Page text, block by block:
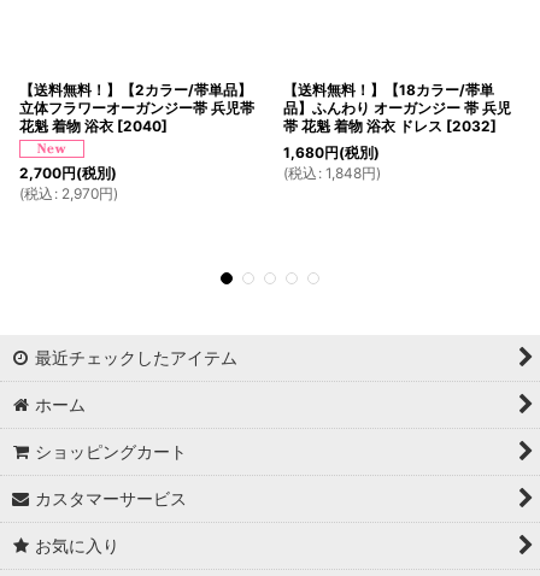
【送料無料！】【2カラー/帯単品】
立体フラワーオーガンジー帯 兵児帯
花魁 着物 浴衣 [2040]
2,700円(税別)
(税込 : 2,970円)
【送料無料！】【18カラー/帯単
品】ふんわり オーガンジー 帯 兵児
帯 花魁 着物 浴衣 ドレス [2032]
1,680円(税別)
(税込 : 1,848円)
最近チェックしたアイテム
ホーム
ショッピングカート
カスタマーサービス
お気に入り